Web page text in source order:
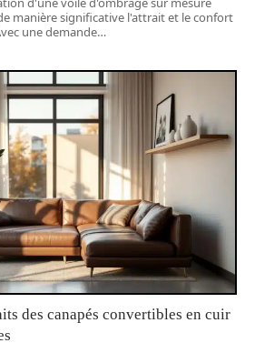
manière significative l'attrait et le confort
une demande…
des canapés convertibles en cuir